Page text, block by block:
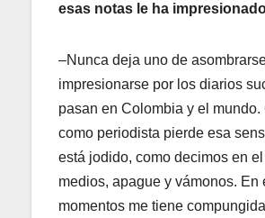
esas notas le ha
–Nunca deja uno de
impresionarse por los diarios
pasan en Colombia y el
como periodista pierde esa
está jodido, como decimos en
medios, apague y vámonos. En
momentos me tiene